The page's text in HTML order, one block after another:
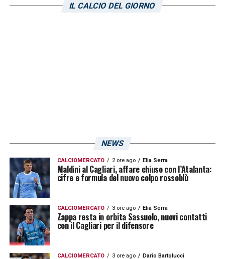
prima gestione al Cagliari.
IL CALCIO DEL GIORNO
NEWS
CALCIOMERCATO 2 ore ago Elia Serra
Maldini al Cagliari, affare chiuso con l’Atalanta:
cifre e formula del nuovo colpo rossoblù
CALCIOMERCATO 3 ore ago Elia Serra
Zappa resta in orbita Sassuolo, nuovi contatti
con il Cagliari per il difensore
CALCIOMERCATO 3 ore ago Dario Bartolucci